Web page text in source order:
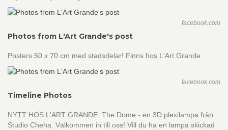
facebook.com
Photos from L'Art Grande's post
Posters 50 x 70 cm med stadsdelar! Finns hos L'Art Grande.
facebook.com
Timeline Photos
NYTT HOS L'ART GRANDE: The Dome - en 3D plexilampa från
Studio Cheha. Välkommen in till oss! Vill du ha en lampa skickad